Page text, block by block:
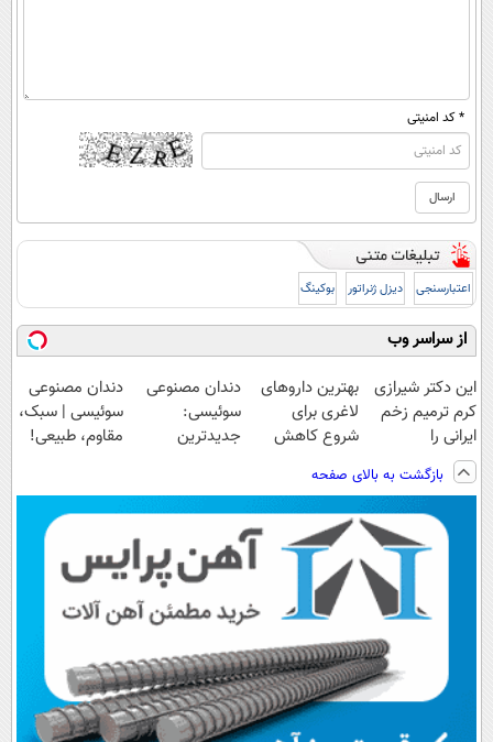
* کد امنیتی
اعتبارسنجی دیزل ژنراتور بوکینگ
از سراسر وب
این دکتر شیرازی
کرم ترمیم زخم
ایرانی را
ساخت!!!
بهترین داروهای
لاغری برای
شروع کاهش
داروخانه های
نزدیکت!
دندان مصنوعی
سوئیسی:
جدیدترین
پرداخت قسطی
دندان مصنوعی
سوئیسی | سبک،
مقاوم، طبیعی!
اقساطی😍
بازگشت به بالای صفحه